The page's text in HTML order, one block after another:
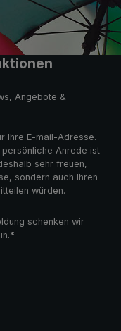
Angebote &
Ihre E-mail-Adresse.
persönliche Anrede ist
sehr freuen,
sondern auch Ihren
würden.
schenken wir